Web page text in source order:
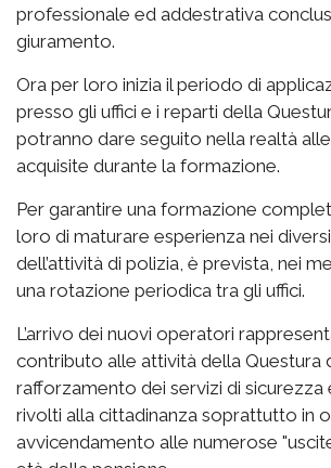
professionale ed addestrativa
giuramento.
Ora per loro inizia il periodo di
presso gli uffici e i reparti della
potranno dare seguito nella realtà
acquisite durante la formazione.
Per garantire una formazione
loro di maturare esperienza nei
dell’attività di polizia, è prevista, nei
una rotazione periodica tra gli uffici.
L’arrivo dei nuovi operatori
contributo alle attività della Questura
rafforzamento dei servizi di sicurezza
rivolti alla cittadinanza soprattutto in
avvicendamento alle numerose